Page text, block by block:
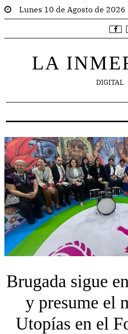
Lunes 10 de Agosto de 2026
LA
DIGITAL
Brugada sigue
y presume el
Utopías en el